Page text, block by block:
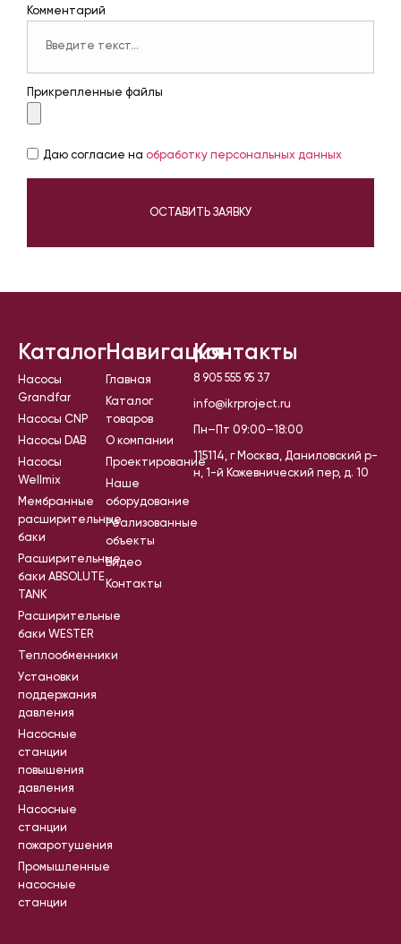
Комментарий
Прикрепленные файлы
Даю согласие на обработку персональных данных
ОСТАВИТЬ ЗАЯВКУ
Каталог
Насосы
Grandfar
Насосы CNP
Насосы DAB
Насосы
Wellmix
Мембранные
расширительные
баки
Расширительные
баки ABSOLUTE
TANK
Расширительные
баки WESTER
Теплообменники
Установки
поддержания
давления
Насосные
станции
повышения
давления
Насосные
станции
пожаротушения
Промышленные
насосные
станции
Навигация
Главная
Каталог
товаров
О компании
Проектирование
Наше
оборудование
Реализованные
объекты
Видео
Контакты
Контакты
8 905 555 95 37
info@ikrproject.ru
Пн–Пт 09:00–18:00
115114, г Москва, Даниловский р-
н, 1-й Кожевнический пер, д. 10